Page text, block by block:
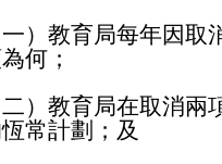
一）教育局每年因
何；
二）教育局在取消
常計劃；及